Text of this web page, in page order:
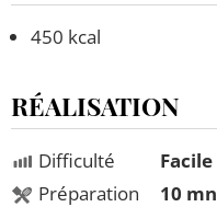
450 kcal
RÉALISATION
Difficulté
Préparation
Facile
10 mn